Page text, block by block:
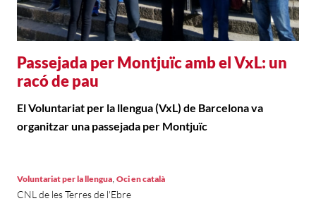
Passejada per Montjuïc amb el VxL: un
racó de pau
El Voluntariat per la llengua (VxL) de Barcelona va
organitzar una passejada per Montjuïc
Voluntariat per la llengua, Oci en català
CNL de les Terres de l'Ebre